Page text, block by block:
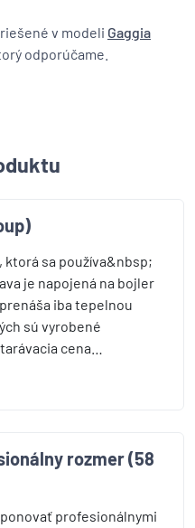
v modeli Gaggia
odporúčame.
sa používa&nbsp;
je napojená na bojler
iba tepelnou
sú vyrobené
cena…
rozmer (58
profesionálnymi